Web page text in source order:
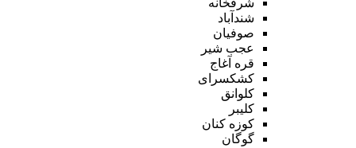
شندآباد
صوفیان
عجب شیر
قره آغاج
کشکسرای
کلوانق
کلیبر
کوزه کنان
گوگان